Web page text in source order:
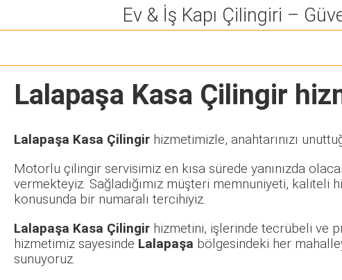
Ev & İş Kapı Çilingiri –
Lalapaşa Kasa Çilingir
Lalapaşa Kasa Çilingir hizmetimizle, anahtarınızı
Motorlu çilingir servisimiz en kısa sürede yanınızda
vermekteyiz. Sağladığımız müşteri memnuniyeti, kaliteli
konusunda bir numaralı tercihiyiz.
Lalapaşa Kasa Çilingir hizmetini, işlerinde tecrübeli ve
hizmetimiz sayesinde Lalapaşa bölgesindeki her
sunuyoruz.